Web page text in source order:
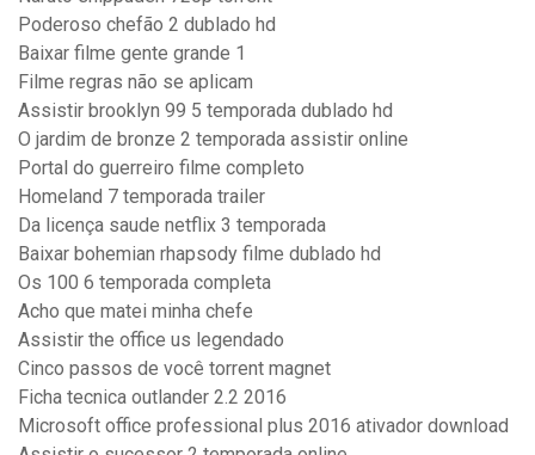
Poderoso chefão 2 dublado hd
Baixar filme gente grande 1
Filme regras não se aplicam
Assistir brooklyn 99 5 temporada dublado hd
O jardim de bronze 2 temporada assistir online
Portal do guerreiro filme completo
Homeland 7 temporada trailer
Da licença saude netflix 3 temporada
Baixar bohemian rhapsody filme dublado hd
Os 100 6 temporada completa
Acho que matei minha chefe
Assistir the office us legendado
Cinco passos de você torrent magnet
Ficha tecnica outlander 2.2 2016
Microsoft office professional plus 2016 ativador download